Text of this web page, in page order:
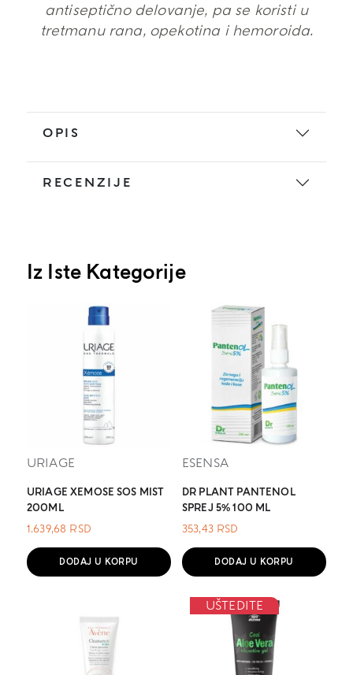
antiseptično delovanje, pa se koristi u
tretmanu rana, opekotina i hemoroida.
OPIS
RECENZIJE
Iz Iste Kategorije
URIAGE
URIAGE XEMOSE SOS MIST
200ML
1.639,68 RSD
DODAJ U KORPU
ESENSA
DR PLANT PANTENOL
SPREJ 5% 100 ML
353,43 RSD
DODAJ U KORPU
UŠTEDITE